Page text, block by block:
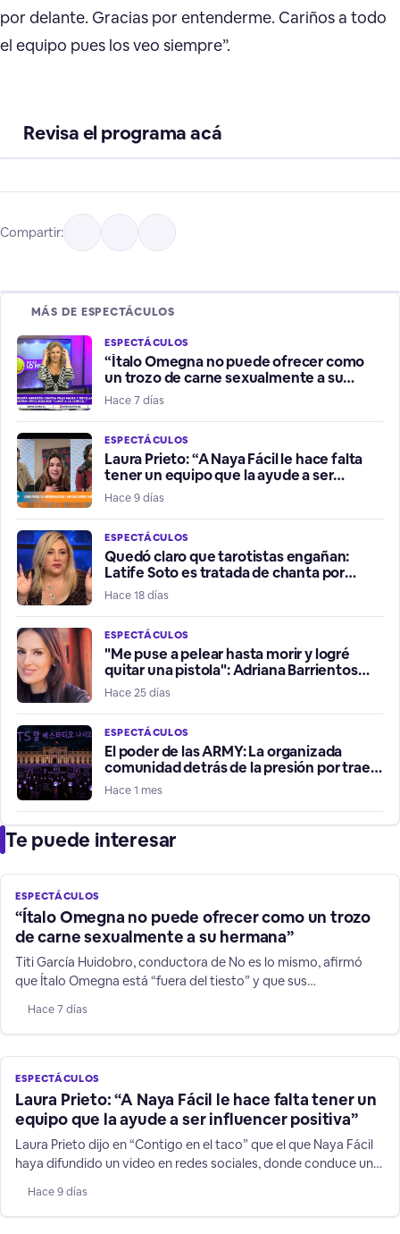
por delante. Gracias por entenderme. Cariños a todo
el equipo pues los veo siempre”.
Revisa el programa acá
Compartir:
MÁS DE ESPECTÁCULOS
ESPECTÁCULOS
“Ítalo Omegna no puede ofrecer como
un trozo de carne sexualmente a su
hermana”
Hace 7 días
ESPECTÁCULOS
Laura Prieto: “A Naya Fácil le hace falta
tener un equipo que la ayude a ser
influencer positiva”
Hace 9 días
ESPECTÁCULOS
Quedó claro que tarotistas engañan:
Latife Soto es tratada de chanta por
fallidos presagios del Mundial
Hace 18 días
ESPECTÁCULOS
"Me puse a pelear hasta morir y logré
quitar una pistola": Adriana Barrientos
relata violento robo de su vehículo
Hace 25 días
ESPECTÁCULOS
El poder de las ARMY: La organizada
comunidad detrás de la presión por traer
a BTS a Chile
Hace 1 mes
Te puede interesar
ESPECTÁCULOS
“Ítalo Omegna no puede ofrecer como un trozo
de carne sexualmente a su hermana”
Titi García Huidobro, conductora de No es lo mismo, afirmó
que Ítalo Omegna está “fuera del tiesto” y que sus
Hace 7 días
ESPECTÁCULOS
Laura Prieto: “A Naya Fácil le hace falta tener un
equipo que la ayude a ser influencer positiva”
Laura Prieto dijo en “Contigo en el taco” que el que Naya Fácil
haya difundido un video en redes sociales, donde conduce un
irresponsabilidad sobre todo frente a niños y jóvenes que la
siguen.
Hace 9 días